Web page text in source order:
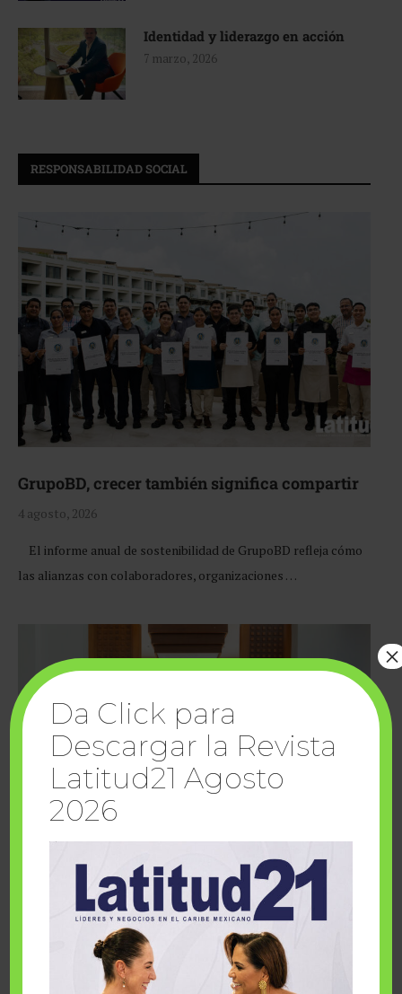
Identidad y liderazgo en acción
7 marzo, 2026
RESPONSABILIDAD SOCIAL
GrupoBD, crecer también significa compartir
4 agosto, 2026
El informe anual de sostenibilidad de GrupoBD refleja cómo
las alianzas con colaboradores, organizaciones …
Cuando la solidaridad inspira; cumplen
sueños Fairmont Mayakoba y Make-A-Wish
Da Click para
Descargar la Revista
Latitud21 Agosto
2026
×